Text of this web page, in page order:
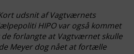
udsnit af Vagtværnets
HIPO var også kommet
forlangte at Vagtværnet skulle
Meyer dog nået at fortælle